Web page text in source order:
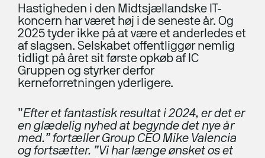
ERP
Kurser
ERP-klarhedstest
ERP Implementering
ERP Udvikling
fortrydelsesfunktion på webshops
Hastigheden i den Midtsjællandske IT-
koncern har været høj i de seneste år. Og
2025 tyder ikke på at være et anderledes et
af slagsen. Selskabet offentliggør nemlig
tidligt på året sit første opkøb af IC
Gruppen og styrker derfor
kerneforretningen yderligere.
”Efter et fantastisk resultat i 2024, er det er
en glædelig nyhed at begynde det nye år
med.” fortæller Group CEO Mike Valencia
og fortsætter. ”Vi har længe ønsket os et